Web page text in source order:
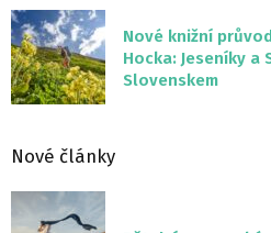
Nové knižní
Hocka: Jeseníky a
Slovenskem
Nové články